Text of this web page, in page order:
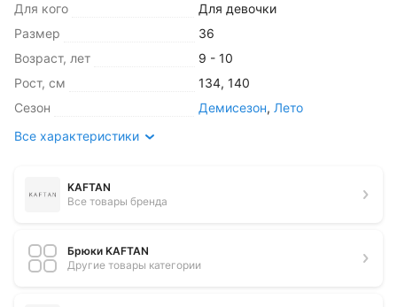
Для кого
Для девочки
Размер
36
Возраст, лет
9 - 10
Рост, см
134, 140
Сезон
Демисезон, Лето
Все характеристики
KAFTAN
Все товары бренда
Брюки KAFTAN
Другие товары категории